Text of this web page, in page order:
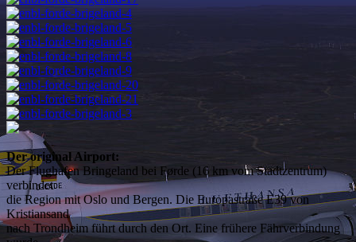
Der original Airport:
Der Flughafen Bringeland bei Førde (16 km vom Stadtzentrum)
verbindet
die Region mit Oslo und Bergen. Die Europastraße E39 von
Kristiansand
nach Trondheim führt durch den Ort. Eine frühere Fährverbindung